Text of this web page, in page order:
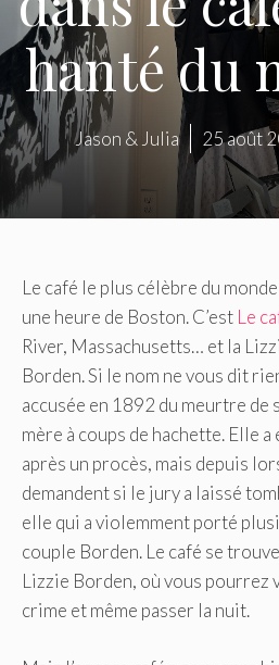
hanté du
Jason & Julia 25 août
Le café le plus célèbre du
une heure de Boston. C’est Le
River, Massachusetts… et la
Borden. Si le nom ne vous dit
accusée en 1892 du meurtre de
mère à coups de hachette. Elle
après un procès, mais depuis
demandent si le jury a laissé
elle qui a violemment porté
couple Borden. Le café se
Lizzie Borden, où vous pourrez
crime et même passer la nuit.